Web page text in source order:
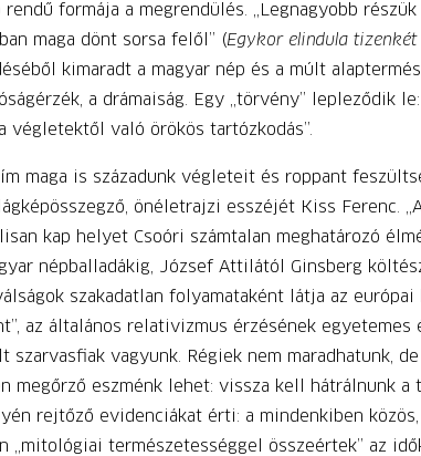
rendű formája a megrendülés. „Legnagyobb
maga dönt sorsa felől” (Egykor elindula
kimaradt a magyar nép és a múlt
a drámaiság. Egy „törvény” lepleződik
végletektől való örökös tartózkodás”.
maga is századunk végleteit és roppant
önéletrajzi esszéjét Kiss Ferenc.
kap helyet Csoóri számtalan meghatározó
népballadákig, József Attilától Ginsberg
szakadatlan folyamataként látja az
az általános relativizmus érzésének
szarvasfiak vagyunk. Régiek nem maradhatunk,
megőrző eszménk lehet: vissza kell hátrálnunk a
rejtőző evidenciákat érti: a mindenkiben
„mitológiai természetességgel összeértek” az